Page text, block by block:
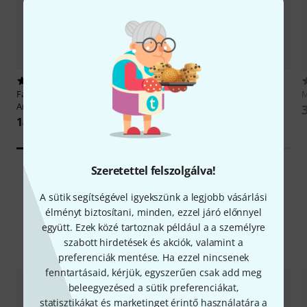
Szeretettel felszolgálva!
A sütik segítségével igyekszünk a legjobb vásárlási
élményt biztosítani, minden, ezzel járó előnnyel
együtt. Ezek közé tartoznak például a a személyre
szabott hirdetések és akciók, valamint a
preferenciák mentése. Ha ezzel nincsenek
fenntartásaid, kérjük, egyszerűen csak add meg
beleegyezésed a sütik preferenciákat,
statisztikákat és marketinget érintő használatára a
Faber Music
Harry Potter Piano
Anthology
14 190 Ft
the sssnake
1 369 Ft
Alternatívák összevetése